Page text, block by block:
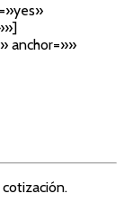
anchor=»»